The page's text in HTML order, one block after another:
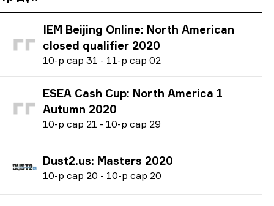
IEM Beijing Online: North American
closed qualifier 2020
10-р сар 31 - 11-р сар 02
ESEA Cash Cup: North America 1
Autumn 2020
10-р сар 21 - 10-р сар 29
Dust2.us: Masters 2020
10-р сар 20 - 10-р сар 20